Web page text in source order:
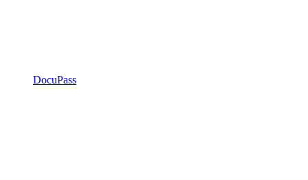
DocuPass